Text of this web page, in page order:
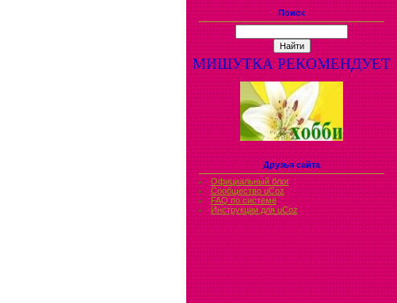
Поиск
МИШУТКА РЕКОМЕНДУЕТ
Друзья сайта
Официальный блог
Сообщество uCoz
FAQ по системе
Инструкции для uCoz